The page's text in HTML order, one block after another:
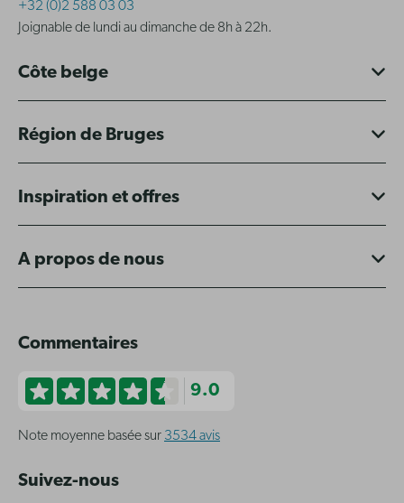
+32 (0)2 588 03 03
Joignable de lundi au dimanche de 8h à 22h.
Côte belge
Région de Bruges
Inspiration et offres
A propos de nous
Commentaires
9.0
Note moyenne basée sur 3534 avis
Suivez-nous